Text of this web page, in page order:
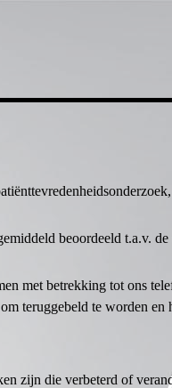
beoordeeld t.a.v.
met betrekking tot ons
teruggebeld te worden en
zijn die verbeterd of